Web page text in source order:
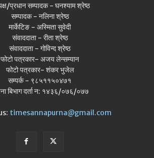
प्रधान सम्पादक - घनश्याम श्रेष्ठ
सम्पादक - नलिना श्रेष्ठ
मार्केटिङ - अस्मिता सुवेदी
संवाददाता - रीता श्रेष्ठ
संवाददाता - गोविन्द श्रेष्ठ
फोटो पत्रकार- अजय लेन्सम्यान
फोटो पत्रकार- शंकर भुजेल
सम्पर्क - ९८५११५०४७१
बिभाग दर्ता न: १४३६/०७६/०७७
timesannapurna@gmail.com